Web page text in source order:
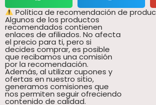
Política de recomendación de
Algunos de los productos
recomendados contienen
enlaces de afiliados. No afecta
el precio para ti, pero si
decides comprar, es posible
que recibamos una comisión
por la recomendación.
Además, al utilizar cupones y
ofertas en nuestro sitio,
generamos comisiones que
nos permiten seguir ofreciendo
contenido de calidad.